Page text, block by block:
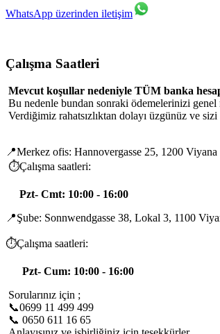
WhatsApp üzerinden iletişim
Çalışma Saatleri
Mevcut koşullar nedeniyle TÜM banka
Bu nedenle bundan sonraki ödemelerinizi
Verdiğimiz rahatsızlıktan dolayı üzgünüz ve
📍Merkez ofis: Hannovergasse 25, 1200 Viyana
⏱️Çalışma saatleri:
Pzt- Cmt: 10:00 - 16:00
📍Şube: Sonnwendgasse 38, Lokal 3, 1100
⏱️Çalışma saatleri:
Pzt- Cum: 10:00 - 16:00
Sorularınız için ;
📞0699 11 499 499
📞 0650 611 16 65